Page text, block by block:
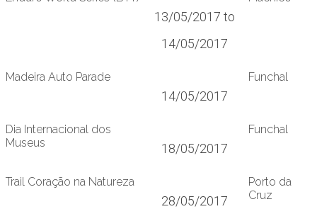
13/05/2017 to
14/05/2017
Madeira Auto Parade
14/05/2017
Funchal
Dia Internacional dos
Museus
18/05/2017
Funchal
Trail Coração na Natureza
28/05/2017
Porto da
Cruz